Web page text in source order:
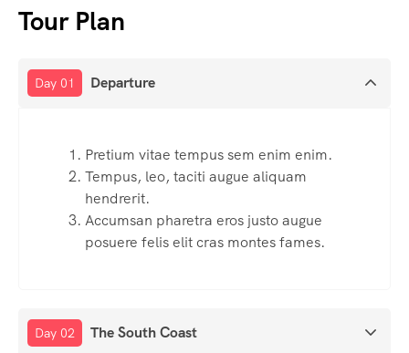
Tour Plan
Day 01 Departure
Pretium vitae tempus sem enim enim.
Tempus, leo, taciti augue aliquam
hendrerit.
Accumsan pharetra eros justo augue
posuere felis elit cras montes fames.
Day 02 The South Coast